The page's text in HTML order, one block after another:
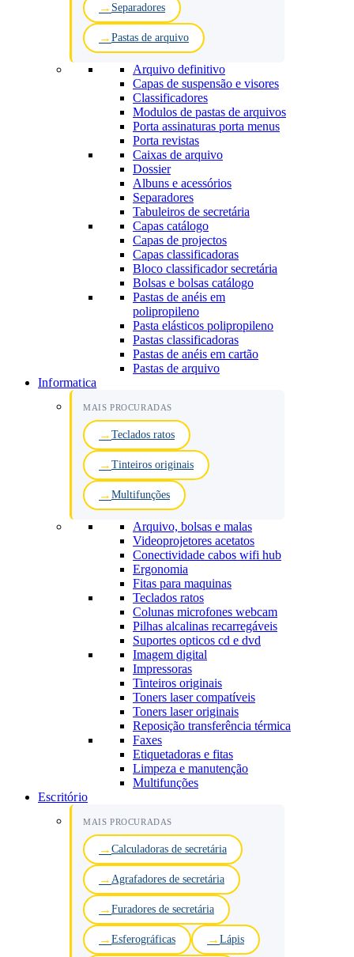
Separadores
Pastas de arquivo
Arquivo definitivo
Capas de suspensão e visores
Classificadores
Modulos de pastas de arquivos
Porta assinaturas porta menus
Porta revistas
Caixas de arquivo
Dossier
Albuns e acessórios
Separadores
Tabuleiros de secretária
Capas catálogo
Capas de projectos
Capas classificadoras
Bloco classificador secretária
Bolsas e bolsas catálogo
Pastas de anéis em
polipropileno
Pasta elásticos polipropileno
Pastas classificadoras
Pastas de anéis em cartão
Pastas de arquivo
Informatica
MAIS PROCURADAS
Teclados ratos
Tinteiros originais
Multifunções
Arquivo, bolsas e malas
Videoprojetores acetatos
Conectividade cabos wifi hub
Ergonomia
Fitas para maquinas
Teclados ratos
Colunas microfones webcam
Pilhas alcalinas recarregáveis
Suportes opticos cd e dvd
Imagem digital
Impressoras
Tinteiros originais
Toners laser compatíveis
Toners laser originais
Reposição transferência térmica
Faxes
Etiquetadoras e fitas
Limpeza e manutenção
Multifunções
Escritório
MAIS PROCURADAS
Calculadoras de secretária
Agrafadores de secretária
Furadores de secretária
Esferográficas Lápis